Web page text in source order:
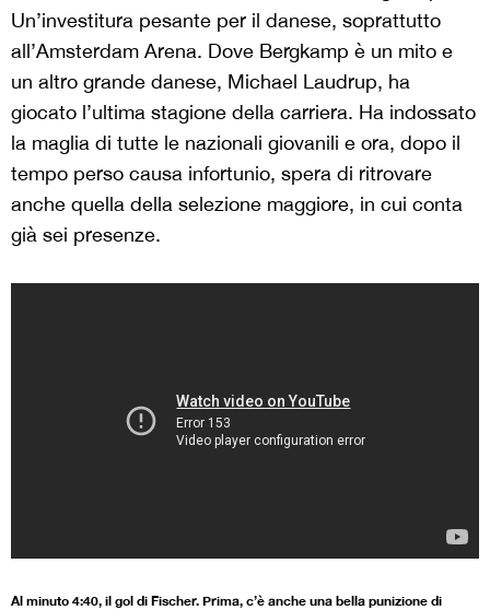
Un’investitura pesante per il danese, soprattutto
all’Amsterdam Arena. Dove Bergkamp è un mito e
un altro grande danese, Michael Laudrup, ha
giocato l’ultima stagione della carriera. Ha indossato
la maglia di tutte le nazionali giovanili e ora, dopo il
tempo perso causa infortunio, spera di ritrovare
anche quella della selezione maggiore, in cui conta
già sei presenze.
Al minuto 4:40, il gol di Fischer. Prima, c’è anche una bella punizione di